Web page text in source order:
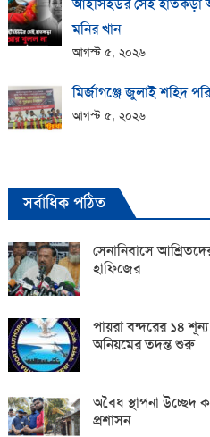
আইসিইউর সেই হাতকড়া
মনির খান
আগস্ট ৫, ২০২৬
মির্জাগঞ্জে জুলাই শহিদ
আগস্ট ৫, ২০২৬
সর্বাধিক পঠিত
সেনানিবাসে
হাফিজের
পায়রা বন্দরের ১৪ শূন্য
অনিয়মের তদন্ত শুরু
অবৈধ স্থাপনা উচ্ছেদ
প্রশাসন